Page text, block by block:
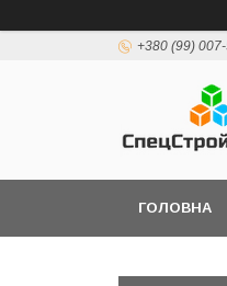
+380 (99)
ГОЛОВНА